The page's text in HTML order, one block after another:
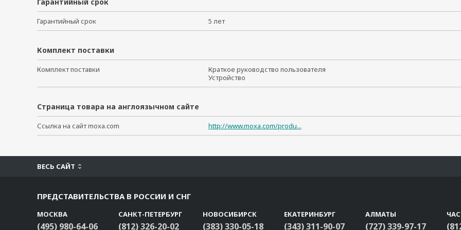
Гарантийный срок 5 лет
Комплект поставки
Комплект поставки
Краткое руководство пользователя
Устройство
Страница товара на англоязычном сайте
Ссылка на сайт moxa.com http://www.moxa.com/produ...
ВЕСЬ САЙТ
ПРЕДСТАВИТЕЛЬСТВА В РОССИИ И СНГ
МОСКВА
(495) 980-64-06
САНКТ-ПЕТЕРБУРГ
(812) 326-20-02
НОВОСИБИРСК
(383) 330-05-18
ЕКАТЕРИНБУРГ
(343) 311-90-07
АЛМАТЫ
(727) 339-97-17